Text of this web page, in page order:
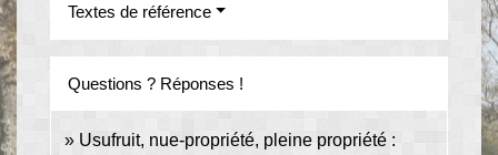
Textes de référence
Questions ? Réponses !
Usufruit, nue-propriété, pleine propriété :